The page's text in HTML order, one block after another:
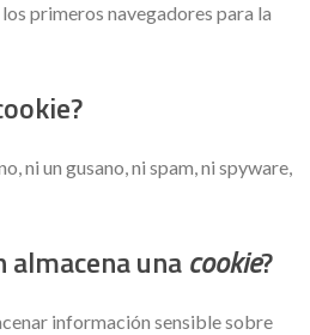
primeros navegadores para la
ni un gusano, ni spam, ni spyware,
almacena unacookie?
información sensible sobre